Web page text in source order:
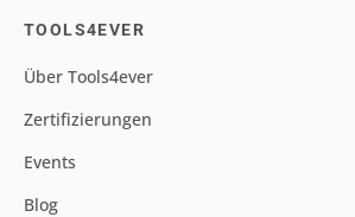
TOOLS4EVER
Über Tools4ever
Zertifizierungen
Events
Blog